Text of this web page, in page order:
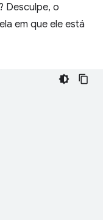
Desculpe, o
em que ele está